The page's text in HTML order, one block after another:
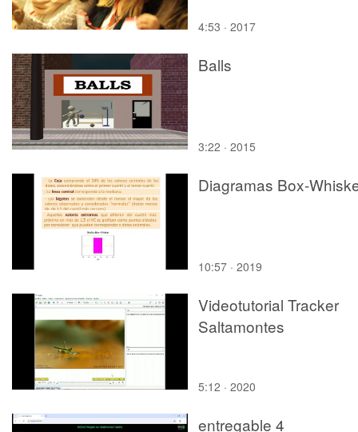
4:53 · 2017
Balls
3:22 · 2015
Diagramas Box-
10:57 · 2019
Videotutorial Tracker
Saltamontes
5:12 · 2020
entregable 4